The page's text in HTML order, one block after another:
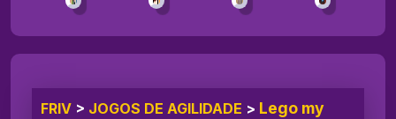
FRIV > JOGOS DE AGILIDADE > Lego my